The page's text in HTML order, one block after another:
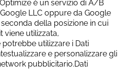
è un servizio di A/B
LLC oppure da Google
della posizione in cui
viene utilizzata,
potrebbe utilizzare i Dati
e personalizzare gli
pubblicitario.Dati